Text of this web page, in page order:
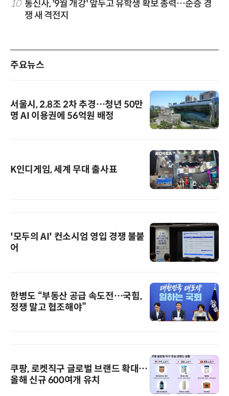
10 통신사, '9월 개강' 앞두고 유학생 확보 총력…순증 경
쟁 새 격전지
주요뉴스
서울시, 2.8조 2차 추경…청년 50만
명 AI 이용권에 56억원 배정
K인디게임, 세계 무대 출사표
'모두의 AI' 컨소시엄 영입 경쟁 불붙
어
한병도 “부동산 공급 속도전…국힘,
정쟁 말고 협조해야”
쿠팡, 로켓직구 글로벌 브랜드 확대…
올해 신규 600여개 유치